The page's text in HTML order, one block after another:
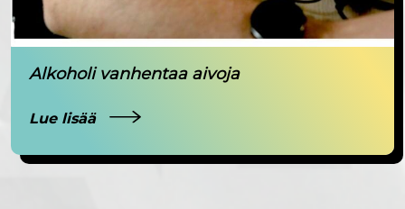
Alkoholi vanhentaa aivoja
Lue lisää